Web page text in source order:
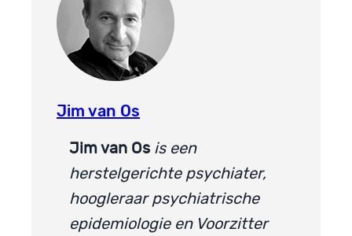
Jim van Os
Jim van Os is een
herstelgerichte psychiater,
hoogleraar psychiatrische
epidemiologie en Voorzitter